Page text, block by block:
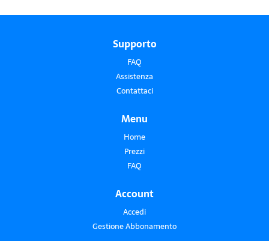
Supporto
FAQ
Assistenza
Contattaci
Menu
Home
Prezzi
FAQ
Account
Accedi
Gestione Abbonamento